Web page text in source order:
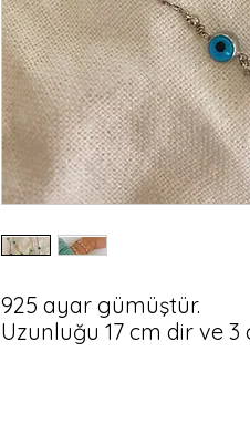
925 ayar gümüştür.
Uzunluğu 17 cm dir ve